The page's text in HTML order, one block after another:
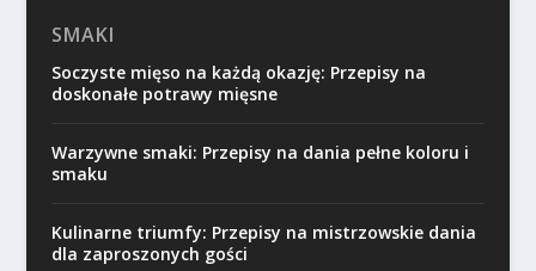
SMAKI
Soczyste mięso na każdą okazję: Przepisy na
doskonałe potrawy mięsne
Warzywne smaki: Przepisy na dania pełne koloru i
smaku
Kulinarne triumfy: Przepisy na mistrzowskie dania
dla zaproszonych gości